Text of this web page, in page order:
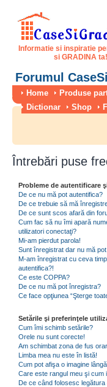
Informatie si inspiratie
si GRADINA ta!
Forumul
Home Produse
Dictionar
Shop
Întrebări puse
Probleme de autentificare
De ce nu mă pot autentifica?
De ce trebuie să mă
De ce sunt scos afară din
Cum fac să nu îmi apară
utilizatori conectaţi?
Mi-am pierdut parola!
Sunt înregistrat dar nu mă
M-am înregistrat cu ceva
autentifica?!
Ce este COPPA?
De ce nu mă pot înregistra?
Ce face opţiunea “Şterge
Setările şi preferinţele
Cum îmi schimb setările?
Orele nu sunt corecte!
Am schimbat zona de fus
Limba mea nu este în listă!
Cum pot afişa o imagine
Care este rangul meu şi cum
De ce când folosesc